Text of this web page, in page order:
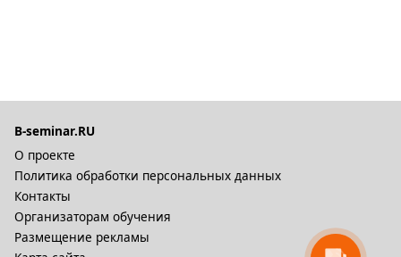
B-seminar.RU
О проекте
Политика обработки персональных данных
Контакты
Организаторам обучения
Размещение рекламы